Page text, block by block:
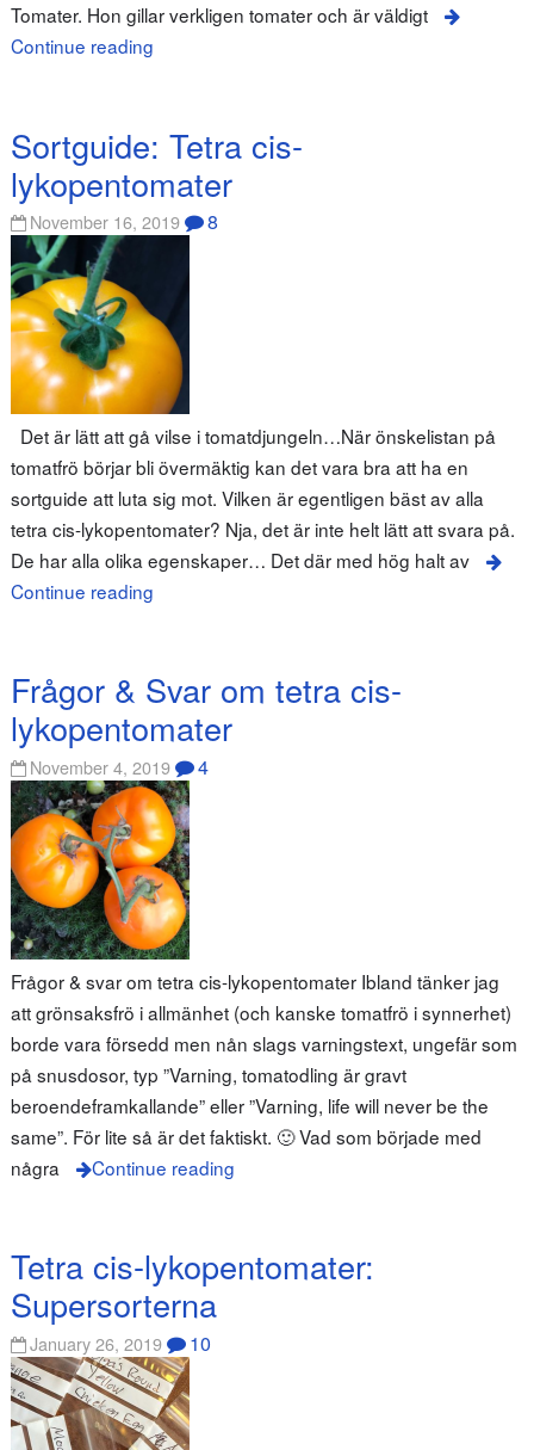
Tomater. Hon gillar verkligen tomater och är väldigt
Continue reading
Sortguide: Tetra cis-
lykopentomater
November 16, 2019 8
Det är lätt att gå vilse i tomatdjungeln…När önskelistan på
tomatfrö börjar bli övermäktig kan det vara bra att ha en
sortguide att luta sig mot. Vilken är egentligen bäst av alla
tetra cis-lykopentomater? Nja, det är inte helt lätt att svara på.
De har alla olika egenskaper… Det där med hög halt av
Continue reading
Frågor & Svar om tetra cis-
lykopentomater
November 4, 2019 4
Frågor & svar om tetra cis-lykopentomater Ibland tänker jag
att grönsaksfrö i allmänhet (och kanske tomatfrö i synnerhet)
borde vara försedd men nån slags varningstext, ungefär som
på snusdosor, typ ”Varning, tomatodling är gravt
beroendeframkallande” eller ”Varning, life will never be the
same”. För lite så är det faktiskt. 🙂 Vad som började med
några
Continue reading
Tetra cis-lykopentomater:
Supersorterna
January 26, 2019 10